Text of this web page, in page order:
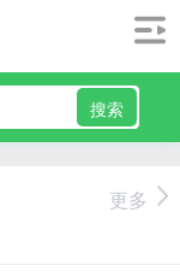
搜索
更多